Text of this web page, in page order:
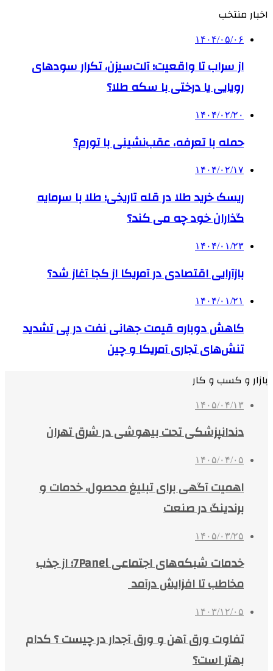
اخبار منتخب
۱۴۰۴/۰۵/۰۶
از سراب تا واقعیت؛ آلت‌سیزن، تکرار سودهای
رویایی یا درختی با سکه طلا؟
۱۴۰۴/۰۲/۲۰
حمله با تعرفه، عقب‌نشینی با تورم؟
۱۴۰۴/۰۲/۱۷
ریسک خرید طلا در قله تاریخی؛ طلا با سرمایه
گذاران خود چه می کند؟
۱۴۰۴/۰۱/۲۳
بازآرایی اقتصادی در آمریکا از کجا آغاز شد؟
۱۴۰۴/۰۱/۲۱
کاهش دوباره قیمت جهانی نفت در پی تشدید
تنش‌های تجاری آمریکا و چین
بازار و کسب و کار
۱۴۰۵/۰۴/۱۳
دندانپزشکی تحت بیهوشی در شرق تهران
۱۴۰۵/۰۴/۰۵
اهمیت آگهی برای تبلیغ محصول، خدمات و
برندینگ در صنعت
۱۴۰۵/۰۳/۲۵
خدمات شبکه‌های اجتماعی 7Panel؛ از جذب
مخاطب تا افزایش درآمد
۱۴۰۳/۱۲/۰۵
تفاوت ورق آهن و ورق آجدار در چیست ؟ کدام
بهتر است؟